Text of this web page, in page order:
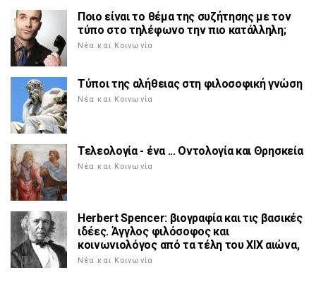
Ποιο είναι το θέμα της συζήτησης με τον
τύπο στο τηλέφωνο την πιο κατάλληλη;
Νέα και Κοινωνία
Τύποι της αλήθειας στη φιλοσοφική γνώση
Νέα και Κοινωνία
Τελεολογία - ένα ... Οντολογία και Θρησκεία
Νέα και Κοινωνία
Herbert Spencer: βιογραφία και τις βασικές
ιδέες. Άγγλος φιλόσοφος και
κοινωνιολόγος από τα τέλη του ΧΙΧ αιώνα,
Νέα και Κοινωνία